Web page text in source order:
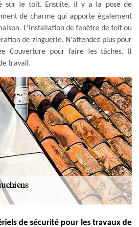
sur le toit. Ensuite, il y a la pose de
de charme qui apporte également
L'installation de fenêtre de toit ou
de zinguerie. N'attendez plus pour
Couverture pour faire les tâches. Il
travail.
de sécurité pour les travaux de